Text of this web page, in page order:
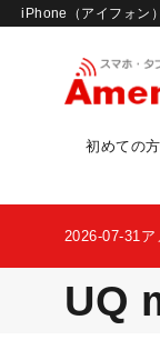
iPhone（アイフォン
初めての
2026-07-31 ア
UQ